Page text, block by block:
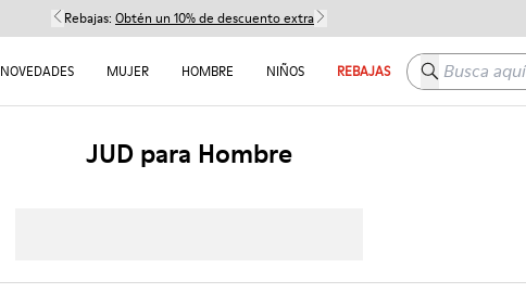
Rebajas: Obtén un 10% de descuento extra
NOVEDADES MUJER HOMBRE NIÑOS REBAJAS Busca aquí
JUD para Hombre